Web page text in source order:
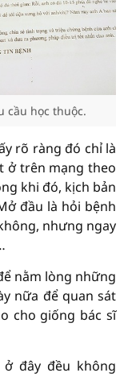
cầu học thuộc.
rõ ràng đó chỉ là
ở trên mạng theo
khi đó, kịch bản
đầu là hỏi bệnh
nhưng ngay
nằm lòng những
nữa để quan sát
cho giống bác sĩ
đây đều không